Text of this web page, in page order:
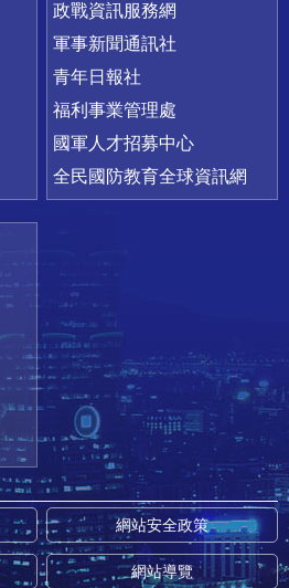
政戰資訊服務網
軍事新聞通訊社
青年日報社
福利事業管理處
國軍人才招募中心
全民國防教育全球資訊網
網站安全政策
網站導覽